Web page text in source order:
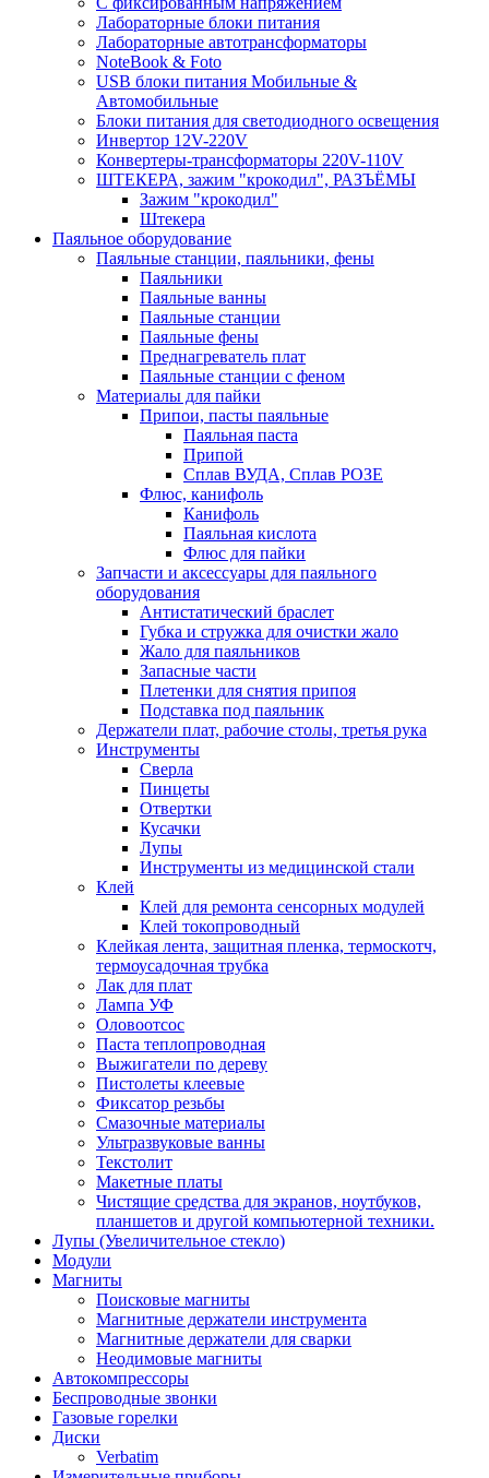
Лабораторные блоки питания
Лабораторные автотрансформаторы
NoteBook & Foto
USB блоки питания Мобильные &
Автомобильные
Блоки питания для светодиодного освещения
Инвертор 12V-220V
Конвертеры-трансформаторы 220V-110V
ШТЕКЕРА, зажим "крокодил", РАЗЪЁМЫ
Зажим "крокодил"
Штекера
Паяльное оборудование
Паяльные станции, паяльники, фены
Паяльники
Паяльные ванны
Паяльные станции
Паяльные фены
Преднагреватель плат
Паяльные станции с феном
Материалы для пайки
Припои, пасты паяльные
Паяльная паста
Припой
Сплав ВУДА, Сплав РОЗЕ
Флюс, канифоль
Канифоль
Паяльная кислота
Флюс для пайки
Запчасти и аксессуары для паяльного
оборудования
Антистатический браслет
Губка и стружка для очистки жало
Жало для паяльников
Запасные части
Плетенки для снятия припоя
Подставка под паяльник
Держатели плат, рабочие столы, третья рука
Инструменты
Сверла
Пинцеты
Отвертки
Кусачки
Лупы
Инструменты из медицинской стали
Клей
Клей для ремонта сенсорных модулей
Клей токопроводный
Клейкая лента, защитная пленка, термоскотч,
термоусадочная трубка
Лак для плат
Лампа УФ
Оловоотсос
Паста теплопроводная
Выжигатели по дереву
Пистолеты клеевые
Фиксатор резьбы
Смазочные материалы
Ультразвуковые ванны
Текстолит
Макетные платы
Чистящие средства для экранов, ноутбуков,
планшетов и другой компьютерной техники.
Лупы (Увеличительное стекло)
Модули
Магниты
Поисковые магниты
Магнитные держатели инструмента
Магнитные держатели для сварки
Неодимовые магниты
Автокомпрессоры
Беспроводные звонки
Газовые горелки
Диски
Verbatim